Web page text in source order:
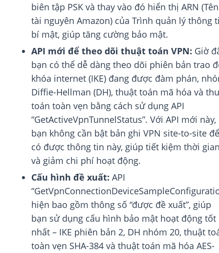
biên tập PSK và thay vào đó hiển thị ARN (Tên
tài nguyên Amazon) của Trình quản lý thông
bí mật, giúp tăng cường bảo mật.
API mới để theo dõi thuật toán VPN: Giờ
bạn có thể dễ dàng theo dõi phiên bản trao
khóa internet (IKE) đang được đàm phán,
Diffie-Hellman (DH), thuật toán mã hóa và
toán toàn vẹn bằng cách sử dụng API
“GetActiveVpnTunnelStatus”. Với API mới này,
bạn không cần bật bản ghi VPN site-to-site để
có được thông tin này, giúp tiết kiệm thời
và giảm chi phí hoạt động.
Cấu hình đề xuất: API
hiện bao gồm thông số “được đề xuất”, giúp
bạn sử dụng cấu hình bảo mật hoạt động tốt
nhất – IKE phiên bản 2, DH nhóm 20, thuật
toàn vẹn SHA-384 và thuật toán mã hóa AES-